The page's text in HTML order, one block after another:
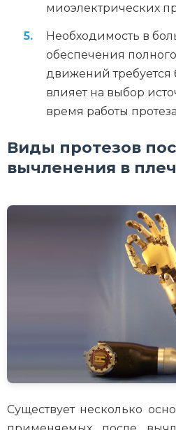
миоэлектрических
Необходимость в
обеспечения
движений требуется
влияет на выбор
время работы
Виды протезов
вычленения в
Существует несколько